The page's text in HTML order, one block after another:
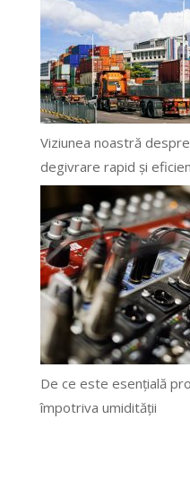
Viziunea noastră
degivrare rapid și
De ce este esențială
împotriva umidității